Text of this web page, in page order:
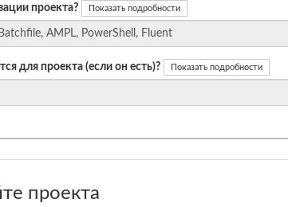
проекта? Показать подробности
для проекта (если он есть)? Показать подробности
проекта